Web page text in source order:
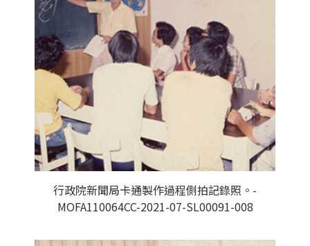
行政院新聞局卡通製作過程側拍記錄照。-
MOFA110064CC-2021-07-SL00091-008